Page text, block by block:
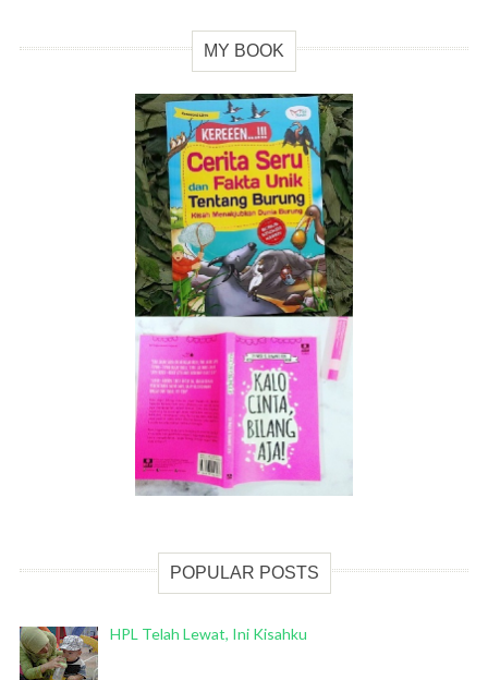
MY BOOK
POPULAR POSTS
HPL Telah Lewat, Ini Kisahku